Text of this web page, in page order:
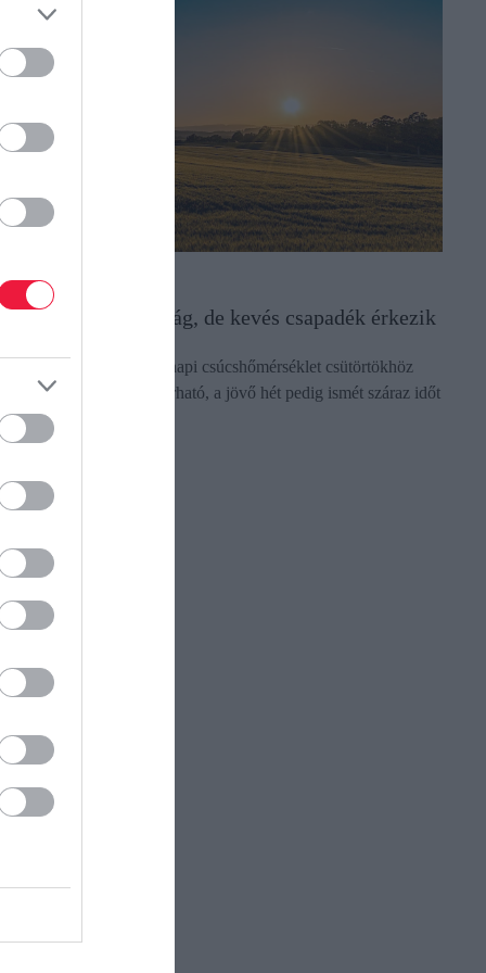
Mérséklődik a forróság, de kevés csapadék érkezik
tíz fokot csökken ma a napi csúcshőmérséklet csütörtökhöz
Kevés csapadék várható, a jövő hét pedig ismét száraz időt